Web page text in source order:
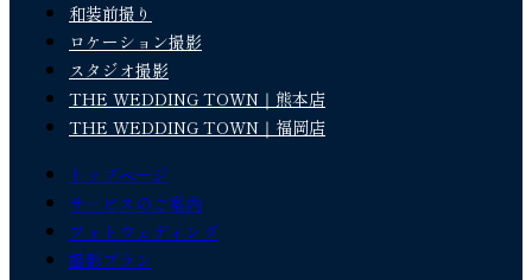
和装前撮り
ロケーション撮影
スタジオ撮影
THE WEDDING TOWN｜熊本店
THE WEDDING TOWN｜福岡店
トップページ
サービスのご案内
フォトウェディング
撮影プラン